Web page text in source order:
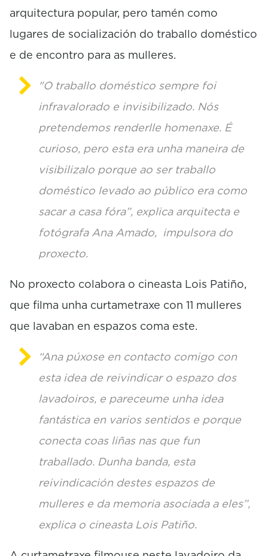
arquitectura popular, pero tamén como
lugares de socialización do traballo doméstico
e de encontro para as mulleres.
"O traballo doméstico sempre foi
infravalorado e invisibilizado. Nós
pretendemos renderlle homenaxe. É
curioso, pero esta era unha maneira de
visibilizalo porque ao ser traballo
doméstico levado ao público era como
sacar a casa fóra”, explica arquitecta e
fotógrafa Ana Amado, impulsora do
proxecto.
No proxecto colabora o cineasta Lois Patiño,
que filma unha curtametraxe con 11 mulleres
que lavaban en espazos coma este.
“Ana púxose en contacto comigo con
esta idea de reivindicar o espazo dos
lavadoiros, e pareceume unha idea
fantástica en varios sentidos e porque
conecta coas liñas nas que fun
traballado. Dunha banda, esta
reivindicación destes espazos de
mulleres e da memoria asociada a eles”,
explica o cineasta Lois Patiño.